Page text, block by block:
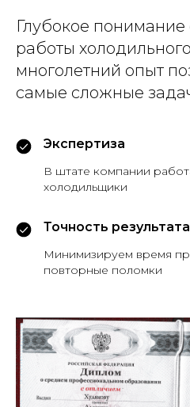
Глубокое
работы
многолетний опыт
самые сложные
Экспертиза
В штате компании
холодильщики
Точность результата
Минимизируем время
повторные поломки